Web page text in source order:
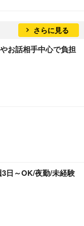
さらに見る
お話相手中心で負担
日～OK/夜勤/未経験